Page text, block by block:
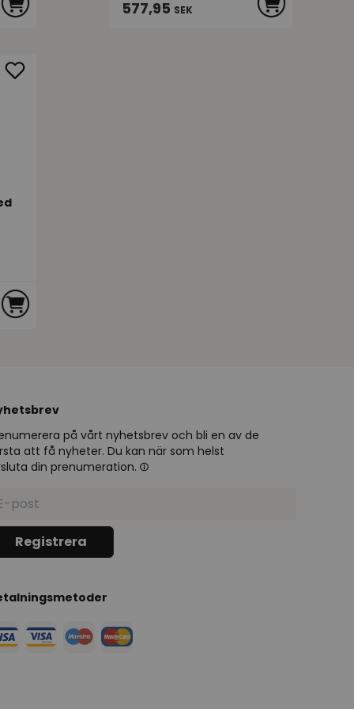
577,95 SEK
på vårt nyhetsbrev och bli en av de
att få nyheter. Du kan när som helst
din prenumeration.